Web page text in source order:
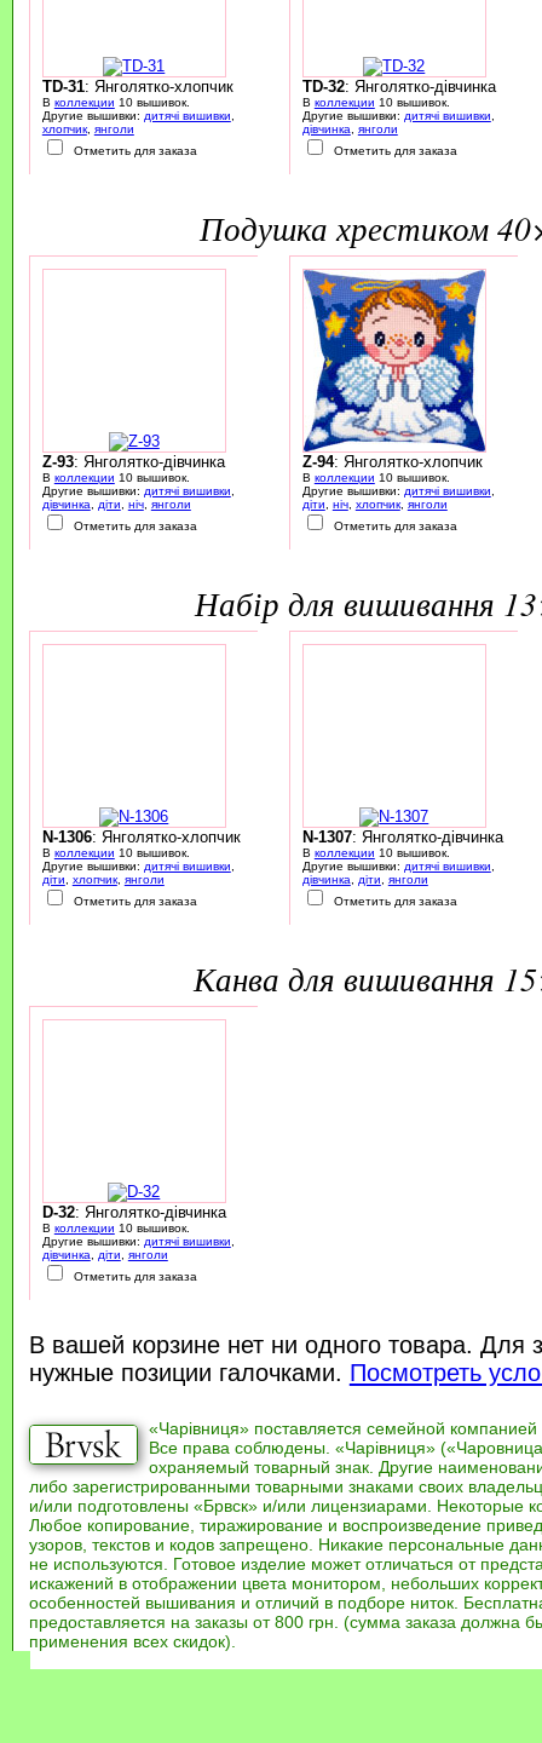
TD-31: Янголятко-хлопчик
В коллекции 10 вышивок.
Другие вышивки: дитячі вишивки
хлопчик, янголи
Отметить для заказа
TD-32: Янголятко-дівчинка
В коллекции 10 вышивок.
Другие вышивки: дитячі вишивки
дівчинка
янголи
Отметить для заказа
подушка хрестиком
Z-93: Янголятко-дівчинка
В коллекции 10 вышивок.
Другие вышивки: дитячі вишивки
дівчинка
діти ніч, янголи
Отметить для заказа
Z-94: Янголятко-хлопчик
В коллекции 10 вышивок.
Другие вышивки: дитячі вишивки
діти
ніч, хлопчик, янголи
Отметить для заказа
набір для вишивання
N-1306: Янголятко-хлопчик
В коллекции 10 вышивок.
Другие вышивки: дитячі вишивки
діти
хлопчик, янголи
Отметить для заказа
N-1307: Янголятко-дівчинка
В коллекции 10 вышивок.
Другие вышивки: дитячі вишивки
дівчинка
діти
янголи
Отметить для заказа
канва для вишивання
D-32: Янголятко-дівчинка
В коллекции 10 вышивок.
Другие вышивки: дитячі вишивки
дівчинка
діти
янголи
Отметить для заказа
В вашей корзине нет ни одного товара. Для
нужные позиции галочками. Посмотреть
«Чарівниця» поставляется семейной компанией
Все права соблюдены. «Чарівниця»
охраняемый товарный знак. Другие
либо зарегистрированными товарными знаками своих
и/или подготовлены «Брвск» и/или лицензиарами. Некоторые
Любое копирование, тиражирование и воспроизведение
узоров, текстов и кодов запрещено. Никакие персональные
не используются. Готовое изделие может отличаться от
искажений в отображении цвета монитором, небольших
особенностей вышивания и отличий в подборе ниток.
предоставляется на заказы от 800 грн. (сумма заказа должна
применения всех скидок).